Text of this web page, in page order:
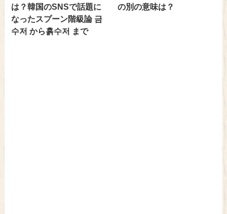
は？韓国のSNSで話題に
なったスプーン階級論 금
수저 から흙수저 まで
の別の意味は？